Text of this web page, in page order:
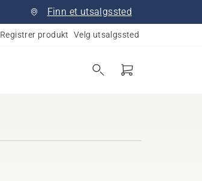
Finn et utsalgssted
Registrer produkt Velg utsalgssted